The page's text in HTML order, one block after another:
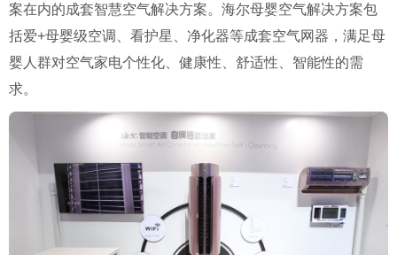
案在内的成套智慧空气解决方案。海尔母婴空气解决方案包
括爱+母婴级空调、看护星、净化器等成套空气网器，满足母
婴人群对空气家电个性化、健康性、舒适性、智能性的需
求。